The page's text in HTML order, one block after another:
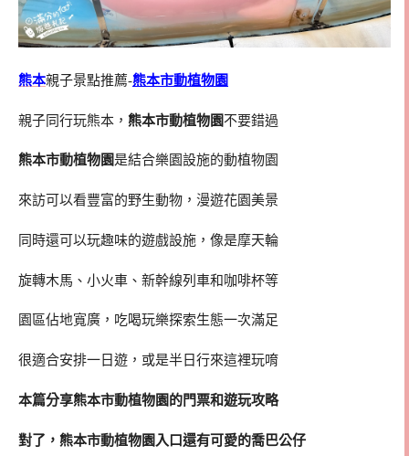
熊本親子景點推薦-熊本市動植物園
親子同行玩熊本， 熊本市動植物園不要錯過
熊本市動植物園是結合樂園設施的動植物園
來訪可以看豐富的野生動物，漫遊花園美景
同時還可以玩趣味的遊戲設施，像是摩天輪
旋轉木馬、小火車、新幹線列車和咖啡杯等
園區佔地寬廣，吃喝玩樂探索生態一次滿足
很適合安排一日遊，或是半日行來這裡玩唷
本篇分享熊本市動植物園的門票和遊玩攻略
對了，熊本市動植物園入口還有可愛的喬巴公仔